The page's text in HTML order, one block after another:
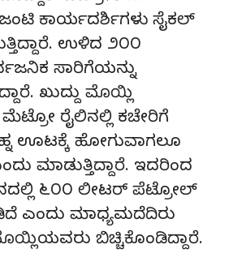
ಕಾರ್ಯದರ್ಶಿಗಳು ಸೈಕಲ್
ಉಳಿದ ೨೦೦
ಸಾರಿಗೆಯನ್ನು
ಖುದ್ದು ಮೊಯ್ಲಿ
ರೈಲಿನಲ್ಲಿ ಕಚೇರಿಗೆ
ಊಟಕ್ಕೆ ಹೋಗುವಾಗಲೂ
ಮಾಡುತ್ತಿದ್ದಾರೆ. ಇದರಿಂದ
೬೦೦ ಲೀಟರ್ ಪೆಟ್ರೋಲ್
ಎಂದು ಮಾಧ್ಯಮದೆದಿರು
ಬಿಚ್ಚಿಕೊಂಡಿದ್ದಾರೆ.